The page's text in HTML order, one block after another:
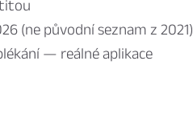
(ne původní seznam z 2021)
— reálné aplikace